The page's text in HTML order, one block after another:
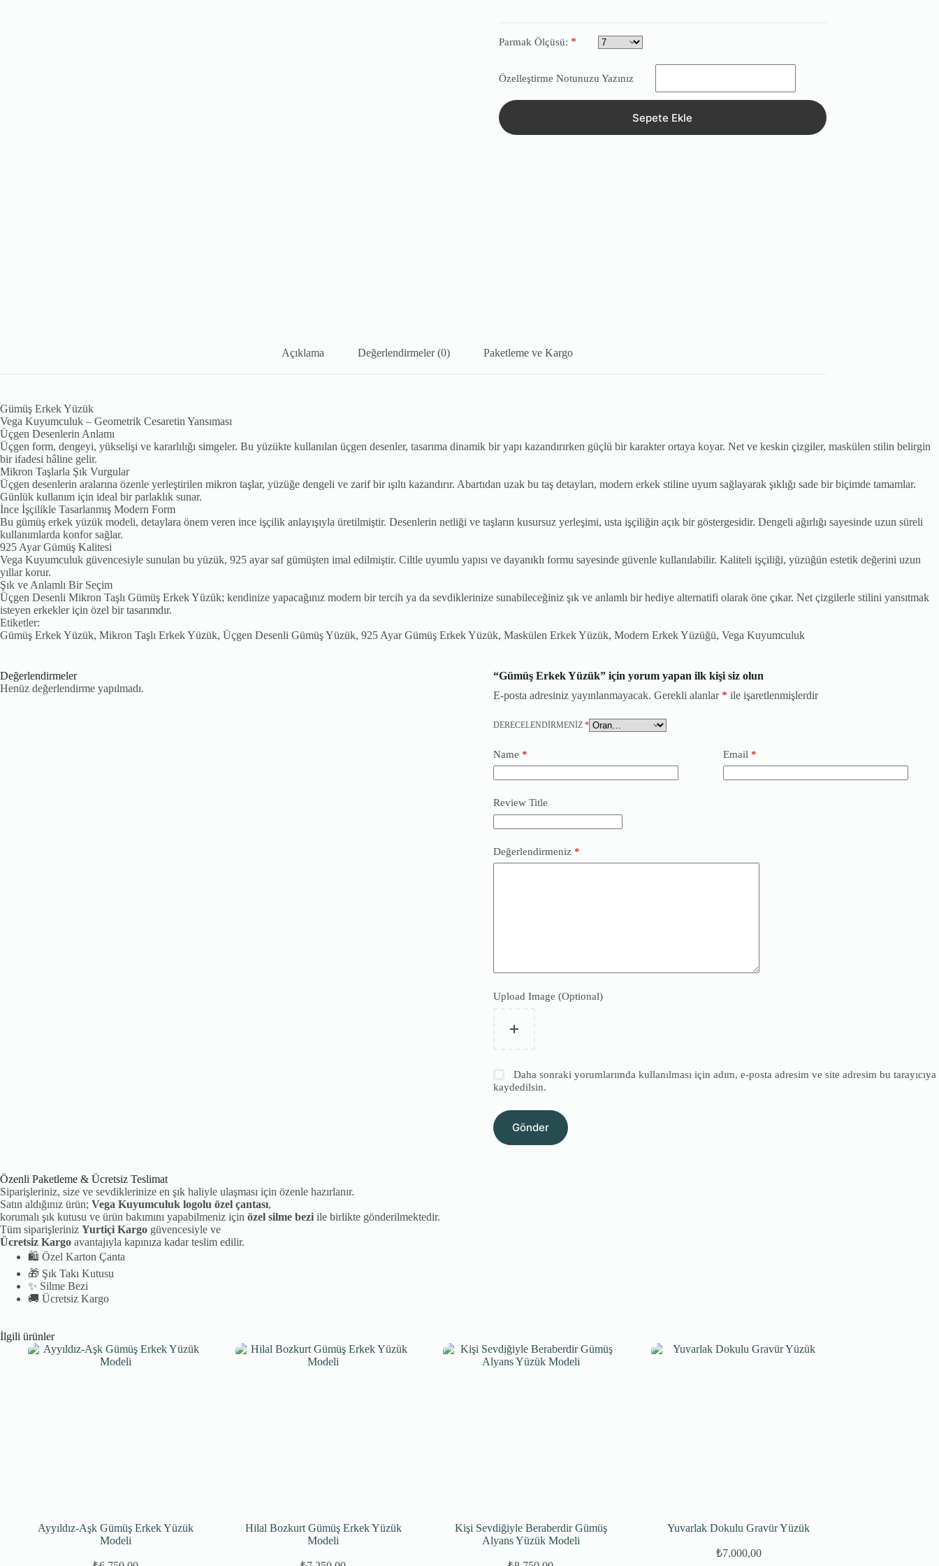
Parmak Ölçüsü: *
Özelleştirme Notunuzu Yazınız
Sepete Ekle
Açıklama Değerlendirmeler (0) Paketleme ve Kargo
Gümüş Erkek Yüzük
Vega Kuyumculuk – Geometrik Cesaretin Yansıması
Üçgen Desenlerin Anlamı
Üçgen form, dengeyi, yükselişi ve kararlılığı simgeler. Bu yüzükte kullanılan üçgen desenler, tasarıma dinamik bir yapı kazandırırken güçlü bir karakter ortaya koyar. Net ve keskin çizgiler, maskülen stilin belirgin
bir ifadesi hâline gelir.
Mikron Taşlarla Şık Vurgular
Üçgen desenlerin aralarına özenle yerleştirilen mikron taşlar, yüzüğe dengeli ve zarif bir ışıltı kazandırır. Abartıdan uzak bu taş detayları, modern erkek stiline uyum sağlayarak şıklığı sade bir biçimde tamamlar.
Günlük kullanım için ideal bir parlaklık sunar.
İnce İşçilikle Tasarlanmış Modern Form
Bu gümüş erkek yüzük modeli, detaylara önem veren ince işçilik anlayışıyla üretilmiştir. Desenlerin netliği ve taşların kusursuz yerleşimi, usta işçiliğin açık bir göstergesidir. Dengeli ağırlığı sayesinde uzun süreli
kullanımlarda konfor sağlar.
925 Ayar Gümüş Kalitesi
Vega Kuyumculuk güvencesiyle sunulan bu yüzük, 925 ayar saf gümüşten imal edilmiştir. Ciltle uyumlu yapısı ve dayanıklı formu sayesinde güvenle kullanılabilir. Kaliteli işçiliği, yüzüğün estetik değerini uzun
yıllar korur.
Şık ve Anlamlı Bir Seçim
Üçgen Desenli Mikron Taşlı Gümüş Erkek Yüzük; kendinize yapacağınız modern bir tercih ya da sevdiklerinize sunabileceğiniz şık ve anlamlı bir hediye alternatifi olarak öne çıkar. Net çizgilerle stilini yansıtmak
isteyen erkekler için özel bir tasarımdır.
Etiketler:
Gümüş Erkek Yüzük, Mikron Taşlı Erkek Yüzük, Üçgen Desenli Gümüş Yüzük, 925 Ayar Gümüş Erkek Yüzük, Maskülen Erkek Yüzük, Modern Erkek Yüzüğü, Vega Kuyumculuk
Değerlendirmeler
Henüz değerlendirme yapılmadı.
“Gümüş Erkek Yüzük” için yorum yapan ilk kişi siz olun
E-posta adresiniz yayınlanmayacak. Gerekli alanlar * ile işaretlenmişlerdir
DERECELENDIRMENIZ *
Name * Email *
Review Title
Değerlendirmeniz *
Upload Image (Optional)
Daha sonraki yorumlarımda kullanılması için adım, e-posta adresim ve site adresim bu tarayıcıya
kaydedilsin.
Gönder
Özenli Paketleme & Ücretsiz Teslimat
Siparişleriniz, size ve sevdiklerinize en şık haliyle ulaşması için özenle hazırlanır.
Satın aldığınız ürün; Vega Kuyumculuk logolu özel çantası,
korumalı şık kutusu ve ürün bakımını yapabilmeniz için özel silme bezi ile birlikte gönderilmektedir.
Tüm siparişleriniz Yurtiçi Kargo güvencesiyle ve
Ücretsiz Kargo avantajıyla kapınıza kadar teslim edilir.
🛍️ Özel Karton Çanta
🎁 Şık Takı Kutusu
✨ Silme Bezi
🚚 Ücretsiz Kargo
İlgili ürünler
Ayyıldız-Aşk Gümüş Erkek Yüzük
Modeli
Hilal Bozkurt Gümüş Erkek Yüzük
Modeli
Kişi Sevdiğiyle Beraberdir Gümüş
Alyans Yüzük Modeli
Yuvarlak Dokulu Gravür Yüzük
₺7.000,00